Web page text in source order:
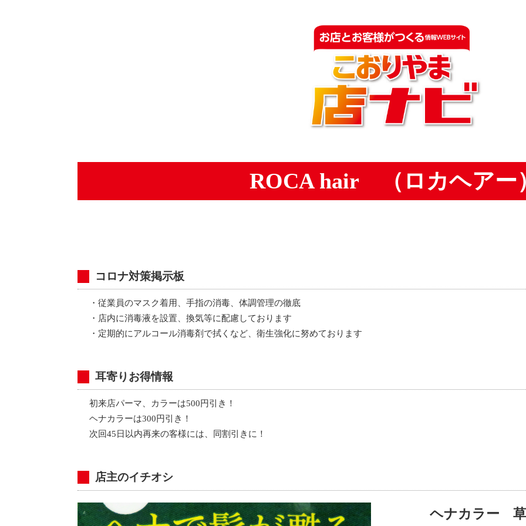
ROCA hair （ロカヘアー
コロナ対策掲示板
・従業員のマスク着用、手指の消毒、体調管理の徹底
・店内に消毒液を設置、換気等に配慮しております
・定期的にアルコール消毒剤で拭くなど、衛生強化に努めております
耳寄りお得情報
初来店パーマ、カラーは500円引き！
ヘナカラーは300円引き！
次回45日以内再来の客様には、同割引きに！
店主のイチオシ
ヘナカラー